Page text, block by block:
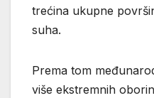
trećina ukupne
suha.
Prema tom
više ekstremnih